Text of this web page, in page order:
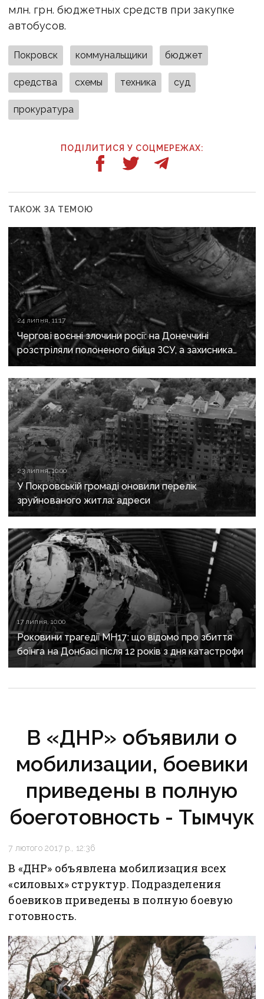
млн. грн. бюджетных средств при закупке
автобусов.
Покровск коммунальщики бюджет
средства схемы техника суд
прокуратура
ПОДІЛИТИСЯ У СОЦМЕРЕЖАХ:
ТАКОЖ ЗА ТЕМОЮ
24 липня, 11:17
Чергові воєнні злочини росії: на Донеччині
розстріляли полоненого бійця ЗСУ, а захисника
Маріуполя відправили до колонії на 21 рік
23 липня, 10:00
У Покровській громаді оновили перелік
зруйнованого житла: адреси
17 липня, 10:00
Роковини трагедії MH17: що відомо про збиття
боїнга на Донбасі після 12 років з дня катастрофи
В «ДНР» объявили о
мобилизации, боевики
приведены в полную
боеготовность - Тымчук
7 лютого 2017 р., 12:36
В «ДНР» объявлена мобилизация всех
«силовых» структур. Подразделения
боевиков приведены в полную боевую
готовность.